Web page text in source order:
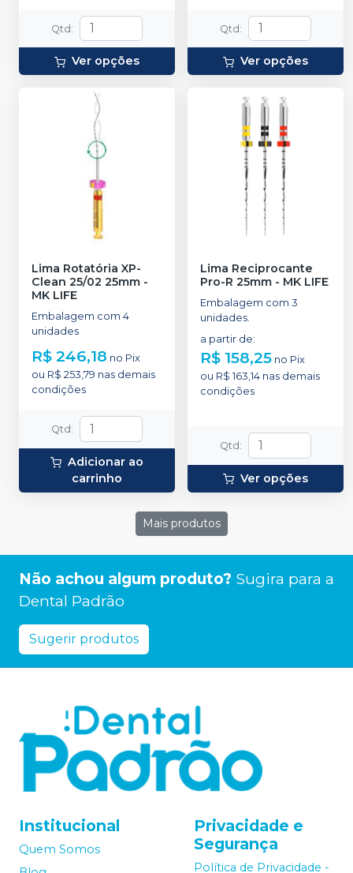
Qtd :
Ver opções
Qtd :
Ver opções
Lima Rotatória XP-
Clean 25/02 25mm -
MK LIFE
Embalagem com 4
unidades
R$ 246,18 no Pix
ou R$ 253,79 nas demais
condições
Qtd :
Adicionar ao
carrinho
Lima Reciprocante
Pro-R 25mm - MK LIFE
Embalagem com 3
unidades.
a partir de:
R$ 158,25 no Pix
ou R$ 163,14 nas demais
condições
Qtd :
Ver opções
Mais produtos
Não achou algum produto? Sugira para a
Dental Padrão
Sugerir produtos
Institucional
Quem Somos
Privacidade e
Segurança
Política de Privacidade -